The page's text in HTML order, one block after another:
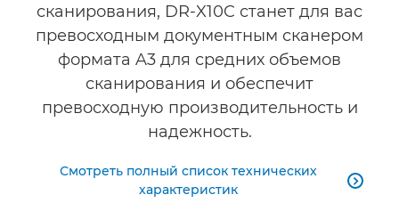
сканирования, DR-X10C станет для вас
превосходным документным сканером
формата A3 для средних объемов
сканирования и обеспечит
превосходную производительность и
надежность.
Смотреть полный список технических
характеристик
